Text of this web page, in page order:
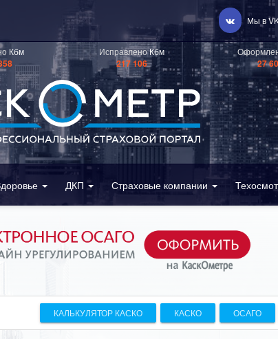
Мы в
Кбм ИсправленоКбм
217 106 27
ДКП Страховые компании
КАЛЬКУЛЯТОР КАСКО КАСКО ОСАГО